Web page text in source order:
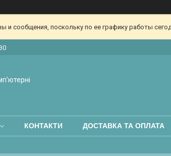
сообщения, поскольку по ее графику работы
КОНТАКТИ ДОСТАВКА ТА ОПЛАТА